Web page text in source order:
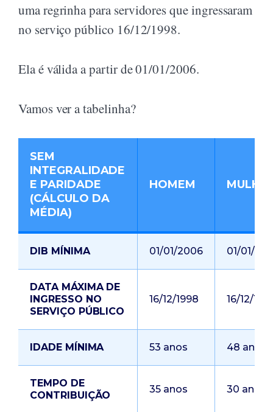
uma regrinha para servidores que ingressaram
no serviço público 16/12/1998.
Ela é válida a partir de 01/01/2006.
Vamos ver a tabelinha?
SEM
INTEGRALIDADE
E PARIDADE
(CÁLCULO DA
MÉDIA)
HOMEM
DIB MÍNIMA 01/01/2006 01/01/
DATA MÁXIMA DE
INGRESSO NO
SERVIÇO PÚBLICO
16/12/1998 16/12/
IDADE MÍNIMA 53 anos 48 anos
TEMPO DE
CONTRIBUIÇÃO
35 anos 30 anos